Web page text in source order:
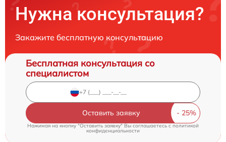
Нужна консультация?
Закажите бесплатную консультацию
Бесплатная консультация со
специалистом
Оставить заявку
Нажимая на кнопку "Оставить заявку" Вы соглашаетесь cполитикой
конфиденциальности